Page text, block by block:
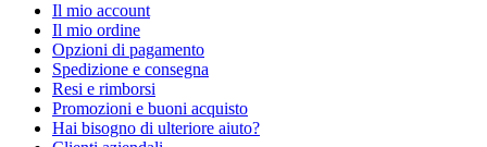
Il mio account
Il mio ordine
Opzioni di pagamento
Spedizione e consegna
Resi e rimborsi
Promozioni e buoni acquisto
Hai bisogno di ulteriore aiuto?